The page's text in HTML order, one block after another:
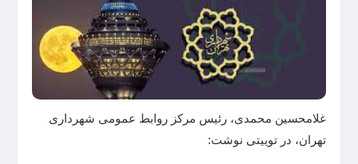
غلامحسین محمدی، رئیس مرکز روابط عمومی شهرداری
تهران، در توییتی نوشت: